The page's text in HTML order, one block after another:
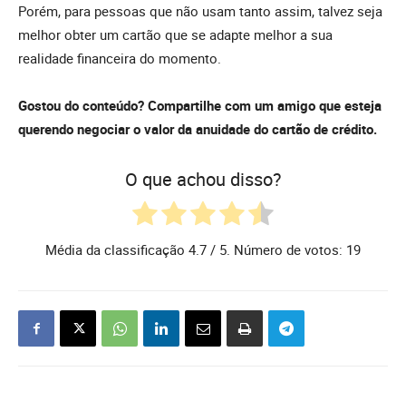
Porém, para pessoas que não usam tanto assim, talvez seja
melhor obter um cartão que se adapte melhor a sua
realidade financeira do momento.
Gostou do conteúdo? Compartilhe com um amigo que esteja
querendo negociar o valor da anuidade do cartão de crédito.
O que achou disso?
Média da classificação 4.7 / 5. Número de votos: 19